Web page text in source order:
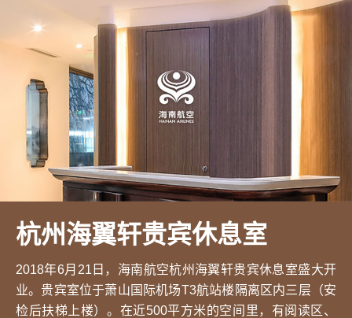
杭州海翼轩贵宾休息室
2018年6月21日，海南航空杭州海翼轩贵宾休息室盛大开
业。贵宾室位于萧山国际机场T3航站楼隔离区内三层（安
检后扶梯上楼）。在近500平方米的空间里，有阅读区、